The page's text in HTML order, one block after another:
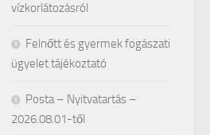
vízkorlátozásról
Felnőtt és gyermek fogászati
ügyelet tájékoztató
Posta – Nyitvatartás –
2026.08.01-től